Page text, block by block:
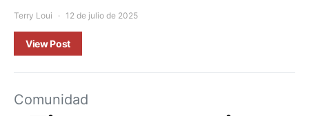
Terry Loui 12 de julio de 2025
View Post
Comunidad